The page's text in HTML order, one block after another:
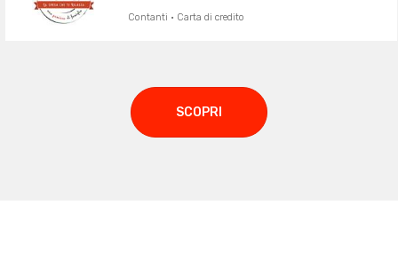
Contanti · Carta di credito
SCOPRI